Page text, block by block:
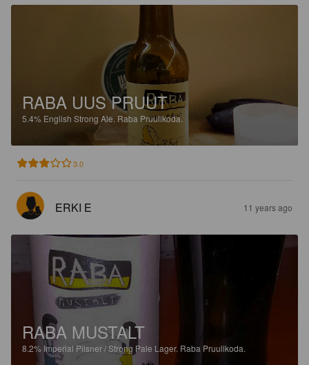
RABA UUS PRUUT
5.4% English Strong Ale. Raba Pruulikoda.
3.0
ERKI E 11 years ago
RABA MUSTALT
8.2% Imperial Pilsner / Strong Pale Lager. Raba Pruulikoda.